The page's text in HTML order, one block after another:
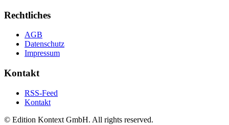
Rechtliches
AGB
Datenschutz
Impressum
Kontakt
RSS-Feed
Kontakt
© Edition Kontext GmbH. All rights reserved.